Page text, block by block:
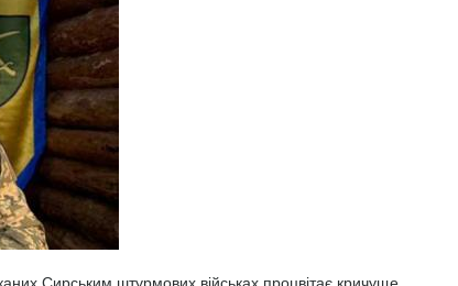
Сирським штурмових військах процвітає кричуще